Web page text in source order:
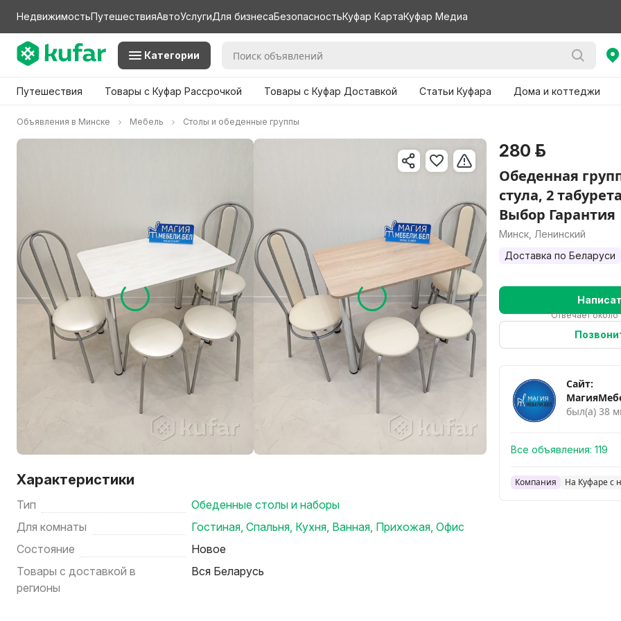
НедвижимостьПутешествияАвтоУслугиДля бизнесаБезопасностьКуфар КартаКуфар Медиа
Категории
Путешествия Товары с Куфар Рассрочкой Товары с Куфар Доставкой Статьи Куфара Дома и коттеджи
Объявления в Минске Мебель Столы и обеденные группы
Характеристики
Тип
Обеденные столы и наборы
Для комнаты
Гостиная,Спальня, Кухня, Ванная, Прихожая,Офис
Состояние
Новое
Товары с доставкой в
регионы
Вся Беларусь
280 р.
Обеденная
стула, 2
Выбор Гарантия
Минск, Ленинский
Доставка по Беларуси
Отвечает около
Сайт:
был(а) 38
Все объявления: 119
Компания На Куфаре с